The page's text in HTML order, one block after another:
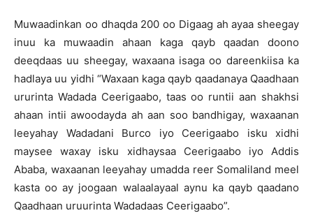
Muwaadinkan oo dhaqda 200 oo Digaag ah ayaa sheegay
inuu ka muwaadin ahaan kaga qayb qaadan doono
deeqdaas uu sheegay, waxaana isaga oo dareenkiisa ka
hadlaya uu yidhi “Waxaan kaga qayb qaadanaya Qaadhaan
ururinta Wadada Ceerigaabo, taas oo runtii aan shakhsi
ahaan intii awoodayda ah aan soo bandhigay, waxaanan
leeyahay Wadadani Burco iyo Ceerigaabo isku xidhi
maysee waxay isku xidhaysaa Ceerigaabo iyo Addis
Ababa, waxaanan leeyahay umadda reer Somaliland meel
kasta oo ay joogaan walaalayaal aynu ka qayb qaadano
Qaadhaan uruurinta Wadadaas Ceerigaabo”.